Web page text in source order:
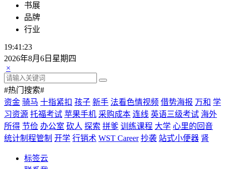
书展
品牌
行业
19:41:23
2026年8月6日星期四
×
#热门搜索#
资金 骑马 十指紧扣 孩子 新手 法看色情视频 借势海报 万和 学
习资源 托福考试 苹果手机 采购成本 连线 英语三级考试 海外
所得 节俭 办公室 砍人 探索 拼爹 训练课程 大学 心里的回音
统计制程管制 开学 行销术 WST Career 抄袭 站式小便器 肾
标签云